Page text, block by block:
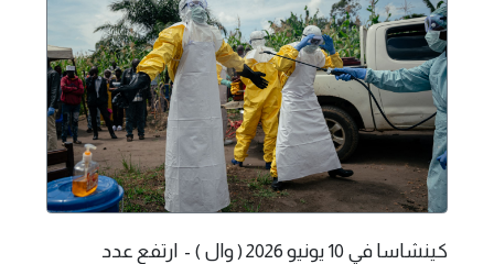
كينشاسا في 10 يونيو 2026 ( وال ) - ارتفع عدد